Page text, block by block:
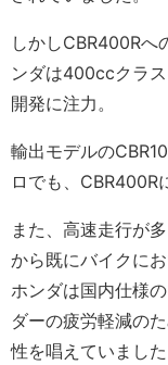
しかしCBR400Rへ
ンダは400ccクラ
開発に注力。
輸出モデルの
ロでも、CBR400R
また、高速走行が
から既にバイクに
ホンダは国内仕様
ダーの疲労軽減の
性を唱えていました